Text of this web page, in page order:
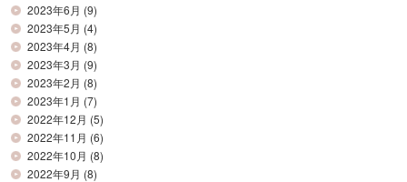
2023年6月 (9)
2023年5月 (4)
2023年4月 (8)
2023年3月 (9)
2023年2月 (8)
2023年1月 (7)
2022年12月 (5)
2022年11月 (6)
2022年10月 (8)
2022年9月 (8)